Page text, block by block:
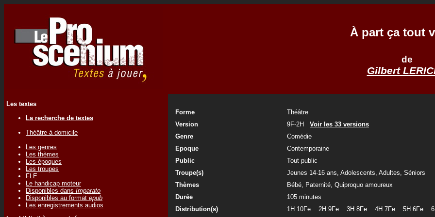
À part ça tout
de
Gilbert
Les textes
La recherche de textes
Théâtre à domicile
Les genres
Les thèmes
Les époques
Les troupes
FLE
Le handicap moteur
Disponibles dans Imparato
Disponibles au format epub
Les enregistrements audios
Forme
Théâtre
Version
9F-2H Voir les 33 versions
Genre
Comédie
Epoque
Contemporaine
Public
Tout public
Troupe(s)
Jeunes 14-16 ans, Adolescents, Adultes, Séniors
Thèmes
Bébé, Paternité, Quiproquo amoureux
Durée
105 minutes
Distribution(s)
1H 10Fe 2H 9Fe 3H 8Fe 4H 7Fe 5H 6Fe